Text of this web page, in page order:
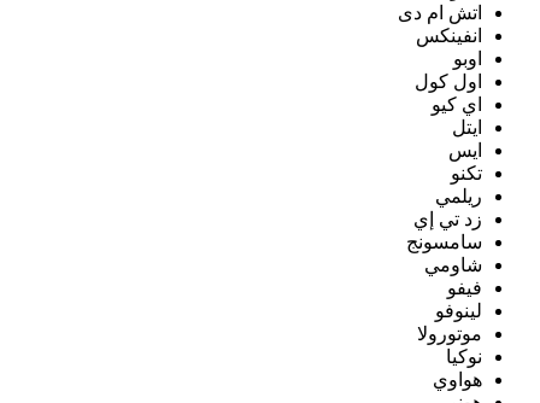
اتش ام دى
انفينكس
اوبو
اول كول
اي كيو
ايتل
ايس
تكنو
ريلمي
زد تي إي
سامسونج
شاومي
فيفو
لينوفو
موتورولا
نوكيا
هواوي